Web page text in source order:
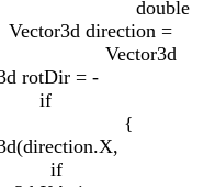
double
direction =
Vector3d
= -
if
{
if